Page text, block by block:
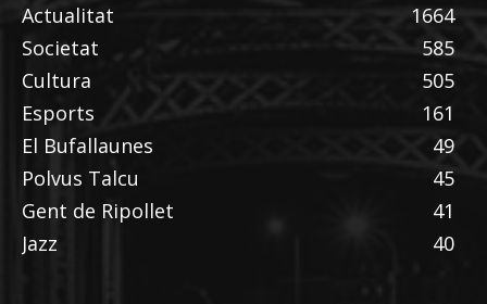
Actualitat
1664
Societat
585
Cultura
505
Esports
161
El Bufallaunes
49
Polvus Talcu
45
Gent de Ripollet
41
Jazz
40